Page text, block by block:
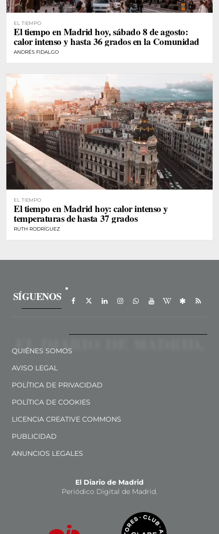
EL TIEMPO
El tiempo en Madrid hoy, sábado 8 de agosto:
calor intenso y hasta 36 grados en la Comunidad
ANDRÉS FIDALGO
EL TIEMPO
El tiempo en Madrid hoy: calor intenso y
temperaturas de hasta 37 grados
RUTH RODRÍGUEZ
SÍGUENOS
QUIÉNES SOMOS
AVISO LEGAL
POLÍTICA DE PRIVACIDAD
POLÍTICA DE COOKIES
LICENCIA CREATIVE COMMONS
PUBLICIDAD
ANUNCIOS LEGALES
El Diario de Madrid
Periódico Digital de Madrid.